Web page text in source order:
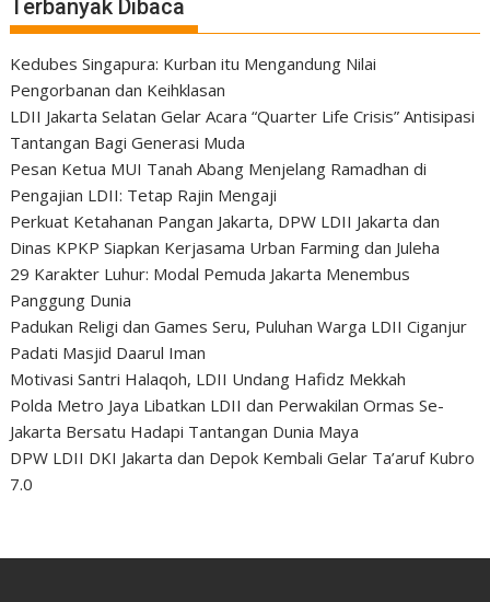
Terbanyak Dibaca
Kedubes Singapura: Kurban itu Mengandung Nilai
Pengorbanan dan Keihklasan
LDII Jakarta Selatan Gelar Acara “Quarter Life Crisis” Antisipasi
Tantangan Bagi Generasi Muda
Pesan Ketua MUI Tanah Abang Menjelang Ramadhan di
Pengajian LDII: Tetap Rajin Mengaji
Perkuat Ketahanan Pangan Jakarta, DPW LDII Jakarta dan
Dinas KPKP Siapkan Kerjasama Urban Farming dan Juleha
29 Karakter Luhur: Modal Pemuda Jakarta Menembus
Panggung Dunia
Padukan Religi dan Games Seru, Puluhan Warga LDII Ciganjur
Padati Masjid Daarul Iman
Motivasi Santri Halaqoh, LDII Undang Hafidz Mekkah
Polda Metro Jaya Libatkan LDII dan Perwakilan Ormas Se-
Jakarta Bersatu Hadapi Tantangan Dunia Maya
DPW LDII DKI Jakarta dan Depok Kembali Gelar Ta’aruf Kubro
7.0